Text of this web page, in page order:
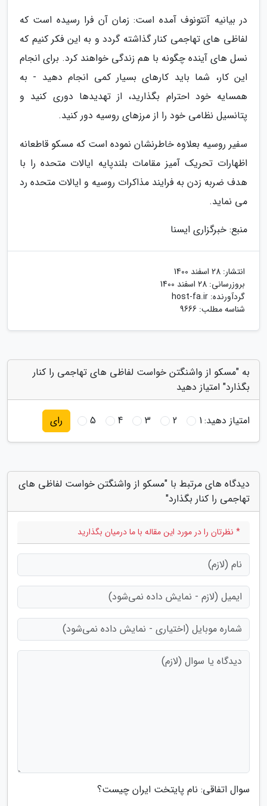
در بیانیه آنتونوف آمده است: زمان آن فرا رسیده است که
لفاظی های تهاجمی کنار گذاشته گردد و به این فکر کنیم که
نسل های آینده چگونه با هم زندگی خواهند کرد. برای انجام
این کار، شما باید کارهای بسیار کمی انجام دهید - به
همسایه خود احترام بگذارید، از تهدیدها دوری کنید و
پتانسیل نظامی خود را از مرزهای روسیه دور کنید.
سفیر روسیه بعلاوه خاطرنشان نموده است که مسکو قاطعانه
اظهارات تحریک آمیز مقامات بلندپایه ایالات متحده را با
هدف ضربه زدن به فرایند مذاکرات روسیه و ایالات متحده رد
می نماید.
منبع: خبرگزاری ایسنا
انتشار: 28 اسفند 1400
بروزرسانی: 28 اسفند 1400
گردآورنده: host-fa.ir
شناسه مطلب: 9666
به "مسکو از واشنگتن خواست لفاظی های تهاجمی را کنار
بگذارد" امتیاز دهید
امتیاز دهید:1
2
3
4
5 رای
دیدگاه های مرتبط با "مسکو از واشنگتن خواست لفاظی های
تهاجمی را کنار بگذارد"
* نظرتان را در مورد این مقاله با ما درمیان بگذارید
سوال اتفاقی: نام پایتخت ایران چیست؟